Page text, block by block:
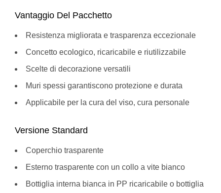
Vantaggio Del Pacchetto
Resistenza migliorata e trasparenza eccezionale
Concetto ecologico, ricaricabile e riutilizzabile
Scelte di decorazione versatili
Muri spessi garantiscono protezione e durata
Applicabile per la cura del viso, cura personale
Versione Standard
Coperchio trasparente
Esterno trasparente con un collo a vite bianco
Bottiglia interna bianca in PP ricaricabile o bottiglia